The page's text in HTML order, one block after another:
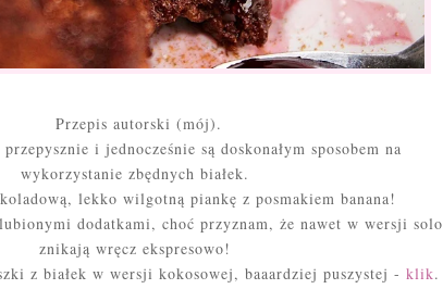
Przepis autorski (mój).
i jednocześnie są doskonałym sposobem na
wykorzystanie zbędnych białek.
lekko wilgotną piankę z posmakiem banana!
dodatkami, choć przyznam, że nawet w wersji solo
znikają wręcz ekspresowo!
z białek w wersji kokosowej, baaardziej puszystej - klik.